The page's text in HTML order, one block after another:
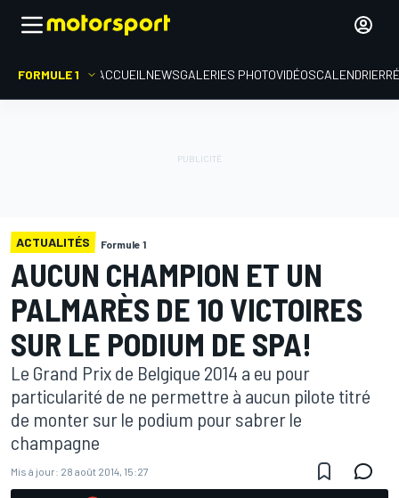
FORMULE 1 ACCUEIL NEWSGALERIES PHOTOVIDÉOSCALENDRIER
ACTUALITÉS Formule 1
AUCUN CHAMPION ET UN
PALMARÈS DE 10 VICTOIRES
SUR LE PODIUM DE SPA!
Le Grand Prix de Belgique 2014 a eu pour
particularité de ne permettre à aucun pilote titré
de monter sur le podium pour sabrer le
champagne
Mis à jour: 28 août 2014, 15:27